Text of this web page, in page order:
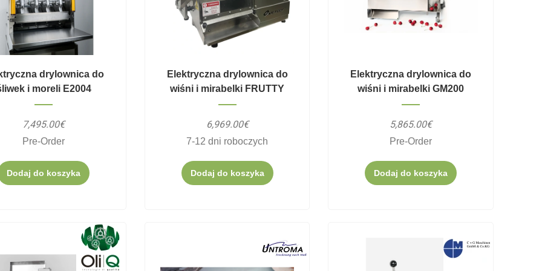
drylownica do
i moreli E2004
7,495.00€
Pre-Order
Dodaj do koszyka
Elektryczna drylownica do
wiśni i mirabelki FRUTTY
6,969.00€
7-12 dni roboczych
Dodaj do koszyka
Elektryczna drylownica do
wiśni i mirabelki GM200
5,865.00€
Pre-Order
Dodaj do koszyka